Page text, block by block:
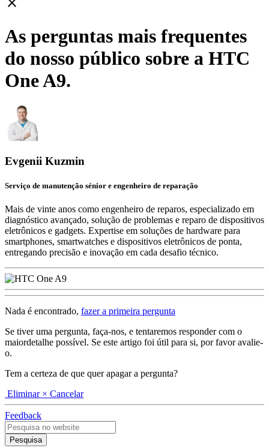
As perguntas mais frequentes
do nosso público sobre a HTC
One A9.
Evgenii Kuzmin
Serviço de manutenção sénior e engenheiro de reparação
Mais de vinte anos como engenheiro de reparos, especializado em
diagnóstico avançado, solução de problemas e reparo de dispositivos
eletrônicos e gadgets. Expertise em soluções de hardware para
smartphones, smartwatches e dispositivos eletrônicos de ponta,
entregando precisão e inovação em cada desafio técnico.
Nada é encontrado, fazer a primeira pergunta
Se tiver uma pergunta, faça-nos, e tentaremos responder com o
maiordetalhe possível. Se este artigo foi útil para si, por favor avalie-
o.
Tem a certeza de que quer apagar a pergunta?
Eliminar × Cancelar
Feedback